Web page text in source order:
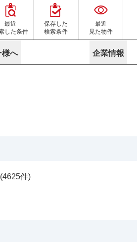
最近
した条件
保存した
検索条件
最近
見た物件
様へ 企業情報
(4625件)